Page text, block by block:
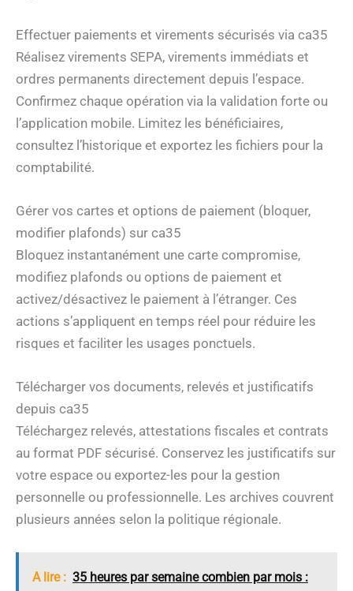
Effectuer paiements et virements sécurisés via ca35
Réalisez virements SEPA, virements immédiats et
ordres permanents directement depuis l’espace.
Confirmez chaque opération via la validation forte ou
l’application mobile. Limitez les bénéficiaires,
consultez l’historique et exportez les fichiers pour la
comptabilité.
Gérer vos cartes et options de paiement (bloquer,
modifier plafonds) sur ca35
Bloquez instantanément une carte compromise,
modifiez plafonds ou options de paiement et
activez/désactivez le paiement à l’étranger. Ces
actions s’appliquent en temps réel pour réduire les
risques et faciliter les usages ponctuels.
Télécharger vos documents, relevés et justificatifs
depuis ca35
Téléchargez relevés, attestations fiscales et contrats
au format PDF sécurisé. Conservez les justificatifs sur
votre espace ou exportez-les pour la gestion
personnelle ou professionnelle. Les archives couvrent
plusieurs années selon la politique régionale.
A lire : 35 heures par semaine combien par mois :